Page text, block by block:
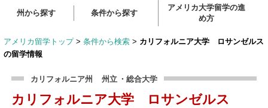
州から探す 条件から探す
アメリカ大学留学の進
め方
アメリカ留学トップ > 条件から検索 > カリフォルニア大学 ロサンゼルス
の留学情報
カリフォルニア州 州立 ・総合大学
カリフォルニア大学 ロサンゼルス